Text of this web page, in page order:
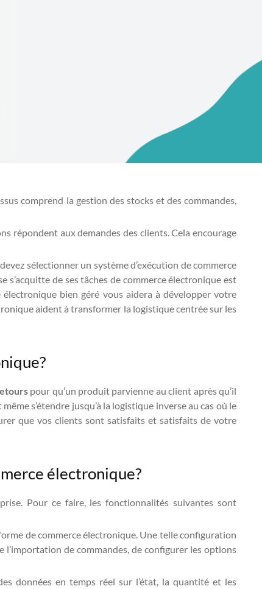
comprend la gestion des stocks et des commandes,
répondent aux demandes des clients. Cela encourage
sélectionner un système d’exécution de commerce
de ses tâches de commerce électronique est
électronique bien géré vous aidera à développer votre
aident à transformer la logistique centrée sur les
pour qu’un produit parvienne au client après qu’il
s’étendre jusqu’à la logistique inverse au cas où le
que vos clients sont satisfaits et satisfaits de votre
électronique?
Pour ce faire, les fonctionnalités suivantes sont
de commerce électronique. Une telle configuration
de commandes, de configurer les options
données en temps réel sur l’état, la quantité et les